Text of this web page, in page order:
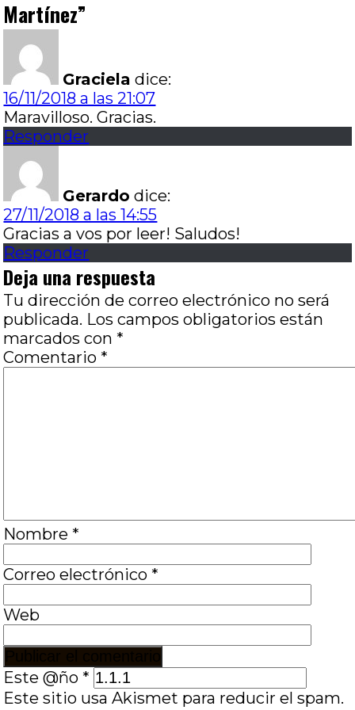
Martínez”
Graciela dice:
16/11/2018 a las 21:07
Maravilloso. Gracias.
Responder
Gerardo dice:
27/11/2018 a las 14:55
Gracias a vos por leer! Saludos!
Responder
Deja una respuesta
Tu dirección de correo electrónico no será
publicada. Los campos obligatorios están
marcados con *
Comentario *
Nombre *
Correo electrónico *
Web
Este @ño *
Este sitio usa Akismet para reducir el spam.